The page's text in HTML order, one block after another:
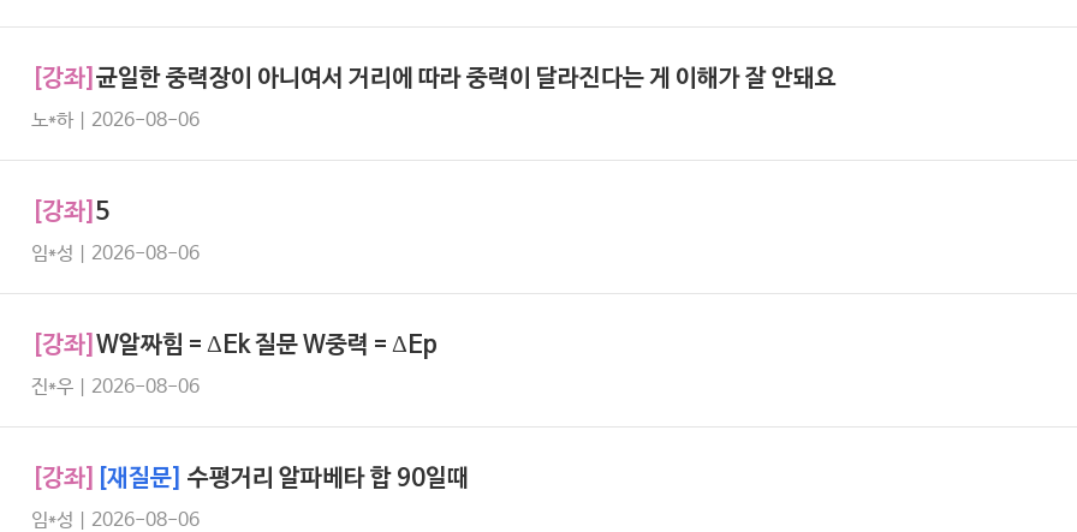
[강좌] 균일한 중력장이 아니여서 거리에 따라 중력이 달라진다는 게 이해가 잘 안돼요
노*하 | 2026-08-06
[강좌] 5
임*성 | 2026-08-06
[강좌] W알짜힘 = ΔEk 질문 W중력 = ΔEp
진*우 | 2026-08-06
[강좌] [재질문] 수평거리 알파베타 합 90일때
임*성 | 2026-08-06